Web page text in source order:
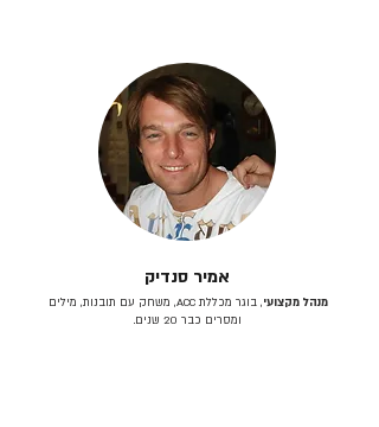
אמיר סנדיק
מנהל מקצועי
, בוגר מכללת ACC, משחק עם תובנות, מילים
ומסרים כבר 20 שנים.